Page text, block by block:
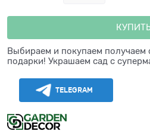
Выбираем и покупаем получаем
подарки! Украшаем сад с
TELEGRAM